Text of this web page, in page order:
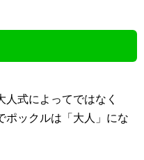
式によってではなく
ポックルは「大人」にな